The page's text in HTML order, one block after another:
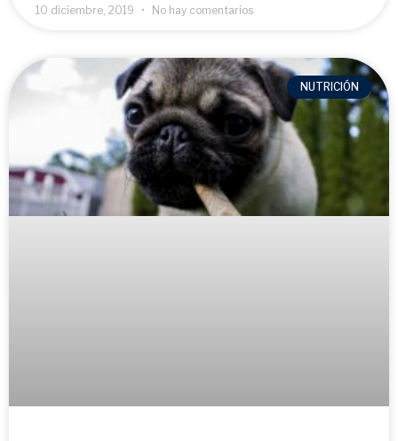
10 diciembre, 2019 No hay comentarios
NUTRICIÓN